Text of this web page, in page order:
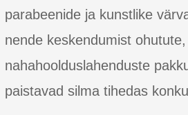
parabeenide ja kunstlike
nende keskendumist
nahahoolduslahenduste
paistavad silma tihedas